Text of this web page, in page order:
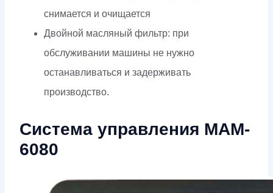
снимается и очищается
Двойной масляный фильтр: при
обслуживании машины не нужно
останавливаться и задерживать
производство.
Система управления MAM-
6080